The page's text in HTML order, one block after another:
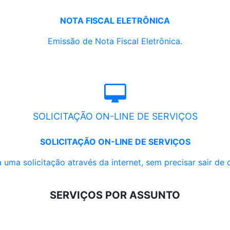
NOTA FISCAL ELETRÔNICA
Emissão de Nota Fiscal Eletrônica.
SOLICITAÇÃO ON-LINE DE SERVIÇOS
SOLICITAÇÃO ON-LINE DE SERVIÇOS
uma solicitação através da internet, sem precisar sair de
SERVIÇOS POR ASSUNTO